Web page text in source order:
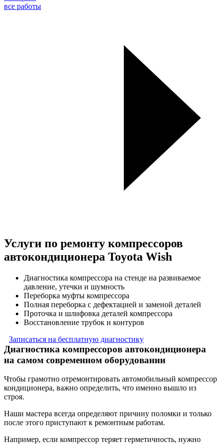
все работы
Услуги по ремонту компрессоров
автокондиционера Toyota Wish
Диагностика компрессора на стенде на развиваемое
давление, утечки и шумность
Переборка муфты компрессора
Полная переборка с дефектацией и заменой деталей
Проточка и шлифовка деталей компрессора
Восстановление трубок и контуров
Записаться на бесплатную диагностику
Диагностика компрессоров автокондиционера
на самом современном оборудовании
Чтобы грамотно отремонтировать автомобильный компрессор
кондиционера, важно определить, что именно вышло из
строя.
Наши мастера всегда определяют причину поломки и только
после этого приступают к ремонтным работам.
Например, если компрессор теряет герметичность, нужно